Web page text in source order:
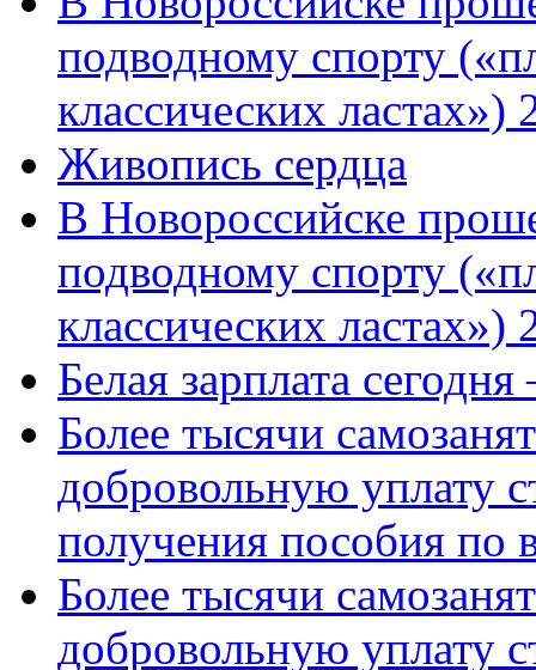
подводному спорту
классических
Живопись сердца
В Новороссийске
подводному спорту
классических ластах»)
Белая зарплата
Более тысячи
добровольную уплату
получения пособия по
Более тысячи
добровольную уплату